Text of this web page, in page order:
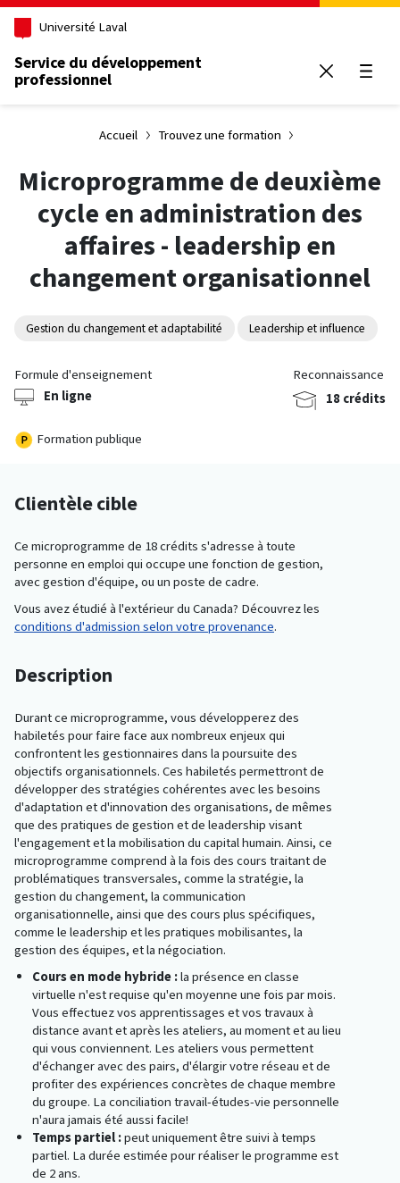
Aller au contenu principal
Université Laval
Service du développement
professionnel
Accueil Trouvez une formation
Microprogramme de deuxième
cycle en administration des
affaires - leadership en
changement organisationnel
Gestion du changement et adaptabilité Leadership et influence
Formule d'enseignement
En ligne
Reconnaissance
18 crédits
Formation publique
Clientèle cible
Ce microprogramme de 18 crédits s'adresse à toute
personne en emploi qui occupe une fonction de gestion,
avec gestion d'équipe, ou un poste de cadre.
Vous avez étudié à l'extérieur du Canada? Découvrez les
conditions d'admission selon votre provenance.
Description
Durant ce microprogramme, vous développerez des
habiletés pour faire face aux nombreux enjeux qui
confrontent les gestionnaires dans la poursuite des
objectifs organisationnels. Ces habiletés permettront de
développer des stratégies cohérentes avec les besoins
d'adaptation et d'innovation des organisations, de mêmes
que des pratiques de gestion et de leadership visant
l'engagement et la mobilisation du capital humain. Ainsi, ce
microprogramme comprend à la fois des cours traitant de
problématiques transversales, comme la stratégie, la
gestion du changement, la communication
organisationnelle, ainsi que des cours plus spécifiques,
comme le leadership et les pratiques mobilisantes, la
gestion des équipes, et la négociation.
Cours en mode hybride :la présence en classe
virtuelle n'est requise qu'en moyenne une fois par mois.
Vous effectuez vos apprentissages et vos travaux à
distance avant et après les ateliers, au moment et au lieu
qui vous conviennent. Les ateliers vous permettent
d'échanger avec des pairs, d'élargir votre réseau et de
profiter des expériences concrètes de chaque membre
du groupe. La conciliation travail-études-vie personnelle
n'aura jamais été aussi facile!
Temps partiel :peut uniquement être suivi à temps
partiel. La durée estimée pour réaliser le programme est
de 2 ans.